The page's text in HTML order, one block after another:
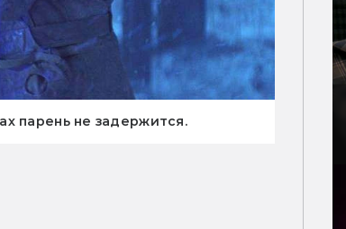
парень не задержится.